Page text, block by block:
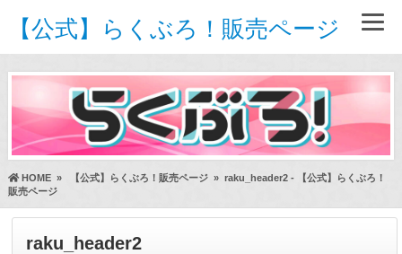
【公式】らくぶろ！販売ページ
HOME» 【公式】らくぶろ！販売ページ» raku_header2 - 【公式】らくぶろ！
販売ページ
raku_header2